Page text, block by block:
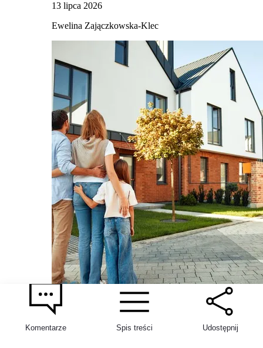
13 lipca 2026
Ewelina Zajączkowska-Klec
Gdzie kupić mieszkanie blisko żłobka lub
przedszkola w Warszawie - ranking nowych
Komentarze Spis treści Udostępnij